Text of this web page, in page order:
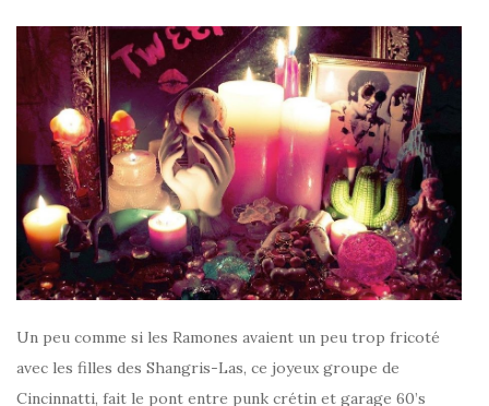
Un peu comme si les Ramones avaient un peu trop fricoté
avec les filles des Shangris-Las, ce joyeux groupe de
Cincinnatti, fait le pont entre punk crétin et garage 60’s